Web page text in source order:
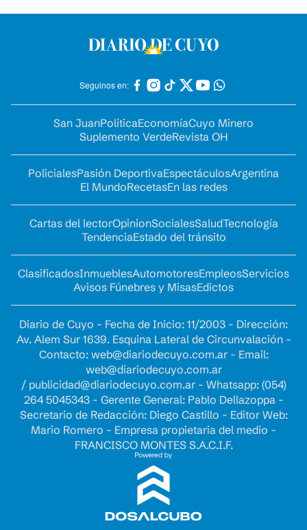
Seguinos en:
San JuanPolíticaEconomíaCuyo Minero
Suplemento VerdeRevista OH
PolicialesPasión DeportivaEspectáculosArgentina
El MundoRecetasEn las redes
Cartas del lectorOpinionSocialesSaludTecnología
TendenciaEstado del tránsito
ClasificadosInmueblesAutomotoresEmpleosServicios
Avisos Fúnebres y MisasEdictos
Diario de Cuyo - Fecha de Inicio: 11/2003 - Dirección:
Av. Alem Sur 1639. Esquina Lateral de Circunvalación -
Contacto: web@diariodecuyo.com.ar- Email:
web@diariodecuyo.com.ar
/ publicidad@diariodecuyo.com.ar- Whatsapp: (054)
264 5045343 - Gerente General: Pablo Dellazoppa -
Secretario de Redacción: Diego Castillo - Editor Web:
Mario Romero - Empresa propietaria del medio -
FRANCISCO MONTES S.A.C.I.F.